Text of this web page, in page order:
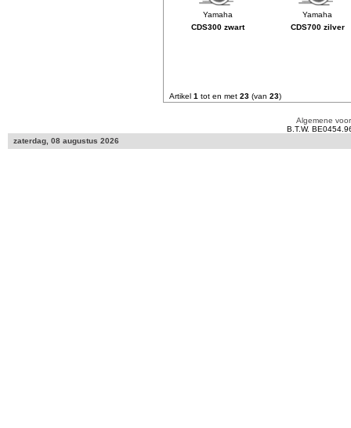
CDS300 zwart CDS700 zilver
Artikel 1 tot en met 23 (van 23)
Algemene
B.T.W.
zaterdag, 08 augustus 2026